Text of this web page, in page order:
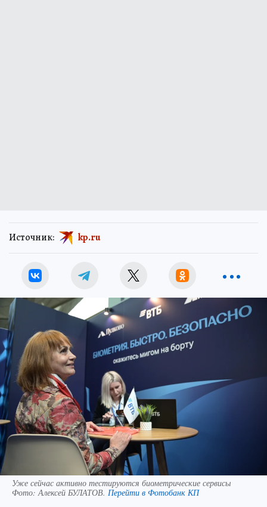
Источник: kp.ru
Уже сейчас активно тестируются биометрические сервисы
Фото:Алексей БУЛАТОВ. Перейти в Фотобанк КП